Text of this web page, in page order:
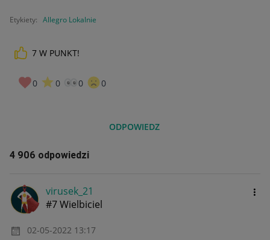
Etykiety: Allegro Lokalnie
7 W PUNKT!
0 0 0 0
ODPOWIEDZ
4 906 odpowiedzi
virusek_21
#7 Wielbiciel
‎02-05-2022 13:17